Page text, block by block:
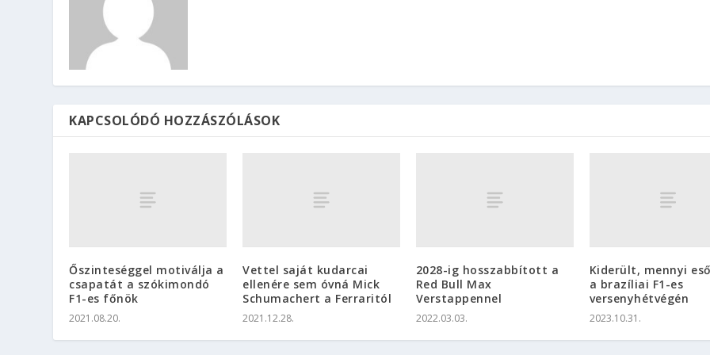
KAPCSOLÓDÓ HOZZÁSZÓLÁSOK
Őszinteséggel motiválja a
csapatát a szókimondó
F1-es főnök
2021.08.20.
Vettel saját kudarcai
ellenére sem óvná Mick
Schumachert a Ferraritól
2021.12.28.
2028-ig hosszabbított a
Red Bull Max
Verstappennel
2022.03.03.
Kiderült, mennyi
a brazíliai F1-es
versenyhétvégén
2023.10.31.